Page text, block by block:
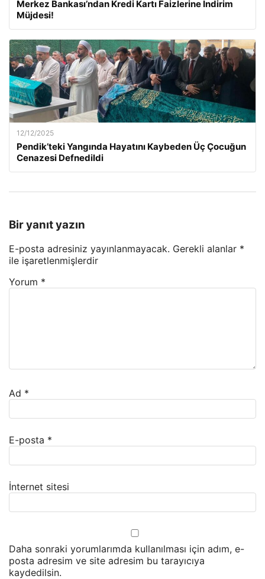
Merkez Bankası’ndan Kredi Kartı Faizlerine İndirim
Müjdesi!
12/12/2025
Pendik’teki Yangında Hayatını Kaybeden Üç Çocuğun
Cenazesi Defnedildi
Bir yanıt yazın
E-posta adresiniz yayınlanmayacak. Gerekli alanlar *
ile işaretlenmişlerdir
Yorum *
Ad *
E-posta *
İnternet sitesi
Daha sonraki yorumlarımda kullanılması için adım, e-
posta adresim ve site adresim bu tarayıcıya
kaydedilsin.